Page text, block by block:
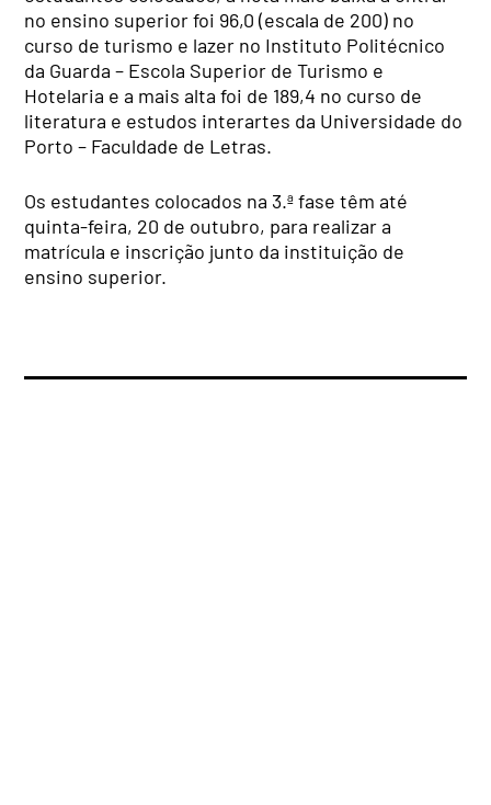
no ensino superior foi 96,0 (escala de 200) no
curso de turismo e lazer no Instituto Politécnico
da Guarda – Escola Superior de Turismo e
Hotelaria e a mais alta foi de 189,4 no curso de
literatura e estudos interartes da Universidade do
Porto – Faculdade de Letras.
Os estudantes colocados na 3.ª fase têm até
quinta-feira, 20 de outubro, para realizar a
matrícula e inscrição junto da instituição de
ensino superior.